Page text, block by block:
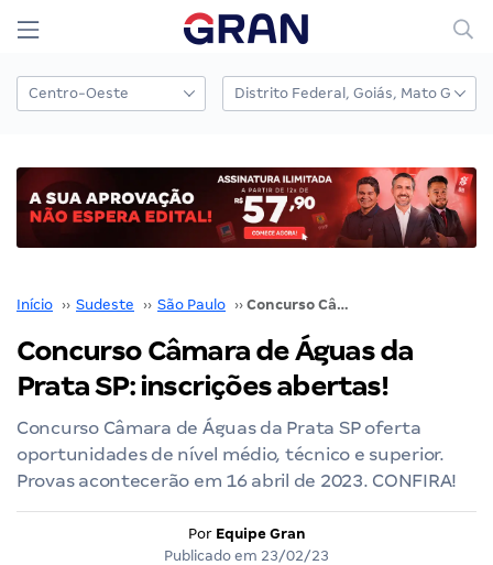
Início ›› Sudeste ›› São Paulo ›› Concurso Câmara de Águas da Prata SP: inscrições abertas!
Concurso Câmara de Águas da
Prata SP: inscrições abertas!
Concurso Câmara de Águas da Prata SP oferta
oportunidades de nível médio, técnico e superior.
Provas acontecerão em 16 abril de 2023. CONFIRA!
Por Equipe Gran
Publicado em 23/02/23